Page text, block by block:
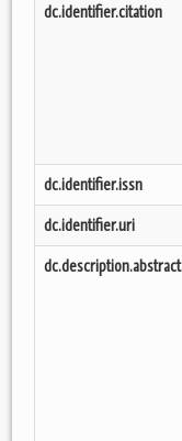
dc.identifier.citation
dc.identifier.issn
dc.identifier.uri
dc.description.abstract